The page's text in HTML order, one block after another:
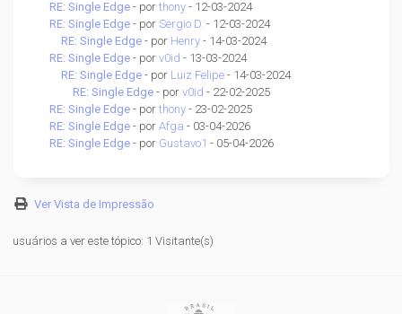
RE: Single Edge - porthony - 12-03-2024
RE: Single Edge - porSergio D. - 12-03-2024
RE: Single Edge - por Henry - 14-03-2024
RE: Single Edge - porv0id - 13-03-2024
RE: Single Edge - por Luiz Felipe - 14-03-2024
RE: Single Edge - porv0id - 22-02-2025
RE: Single Edge - porthony - 23-02-2025
RE: Single Edge - porAfga - 03-04-2026
RE: Single Edge - por Gustavo1 - 05-04-2026
Ver Vista de Impressão
usuários a ver este tópico: 1 Visitante(s)